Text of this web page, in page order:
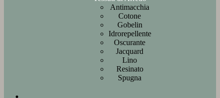
Antimacchia
Cotone
Gobelin
Idrorepellente
Oscurante
Jacquard
Lino
Resinato
Spugna